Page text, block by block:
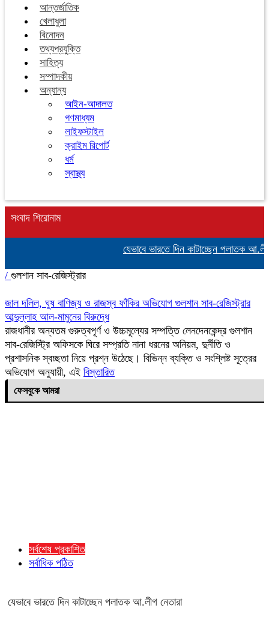
আন্তর্জাতিক
খেলাধুলা
বিনোদন
তথ্যপ্রযুক্তি
সাহিত্য
সম্পাদকীয়
অন্যান্য
আইন-আদালত
গণমাধ্যম
লাইফস্টাইল
ক্রাইম রিপোর্ট
ধর্ম
স্বাস্থ্য
সংবাদ শিরোনাম
যেভাবে ভারতে দিন কাটাচ্ছেন পলাতক আ.লীগ
/ গুলশান সাব-রেজিস্ট্রার
জাল দলিল, ঘুষ বাণিজ্য ও রাজস্ব ফাঁকির অভিযোগ গুলশান সাব-রেজিস্ট্রার
আব্দুল্লাহ আল-মামুনের বিরুদ্ধে
রাজধানীর অন্যতম গুরুত্বপূর্ণ ও উচ্চমূল্যের সম্পত্তি লেনদেনকেন্দ্র গুলশান
সাব-রেজিস্ট্রি অফিসকে ঘিরে সম্প্রতি নানা ধরনের অনিয়ম, দুর্নীতি ও
প্রশাসনিক স্বচ্ছতা নিয়ে প্রশ্ন উঠেছে। বিভিন্ন ব্যক্তি ও সংশ্লিষ্ট সূত্রের
অভিযোগ অনুযায়ী, এই বিস্তারিত
ফেসবুকে আমরা
সর্বশেষ প্রকাশিত
সর্বাধিক পঠিত
যেভাবে ভারতে দিন কাটাচ্ছেন পলাতক আ.লীগ নেতারা